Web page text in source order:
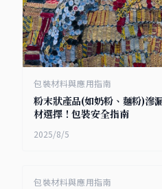
包裝材料與應用指南
粉末狀產品(如奶粉、麵粉)滲
材選擇！包裝安全指南
2025/8/5
包裝材料與應用指南